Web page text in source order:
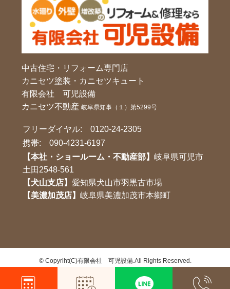
中古住宅・リフォーム専門店
カニセツ塗装・カニセツキュート
有限会社 可児設備
カニセツ不動産岐阜県知事（１）第5299号
フリーダイヤル:0120-24-2305
携帯:090-4231-6197
【本社・ショールーム・不動産部】岐阜県可児市
土田2548-561
【犬山支店】愛知県犬山市羽黒古市場
【美濃加茂店】岐阜県美濃加茂市本鄉町
©Copyriht(C)有限会社 可児設備.All Rights Reserved.